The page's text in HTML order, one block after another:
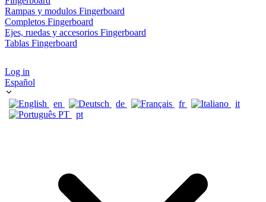
Rampas y modulos Fingerboard
Completos Fingerboard
Ejes, ruedas y accesorios Fingerboard
Tablas Fingerboard
Log in
Español
en de fr
it
pt